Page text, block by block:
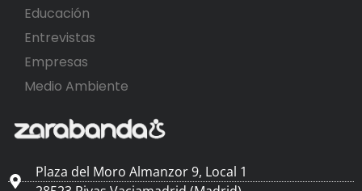
Educación
Entrevistas
Empresas
Medio Ambiente
Plaza del Moro Almanzor 9, Local 1